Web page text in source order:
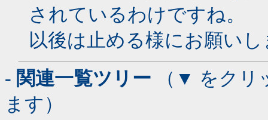
されているわけですね。
以後は止める様にお願い
- 関連一覧ツリー （▼ をクリ
ます）